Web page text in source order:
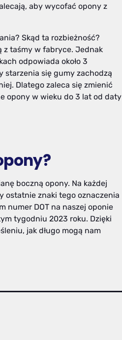
aby wycofać opony z
Skąd ta rozbieżność?
z taśmy w fabryce. Jednak
odpowiada około 3
starzenia się gumy zachodzą
Dlatego zaleca się zmienić
opony w wieku do 3 lat od daty
boczną opony. Na każdej
ostatnie znaki tego oznaczenia
numer DOT na naszej oponie
tygodniu 2023 roku. Dzięki
jak długo mogą nam